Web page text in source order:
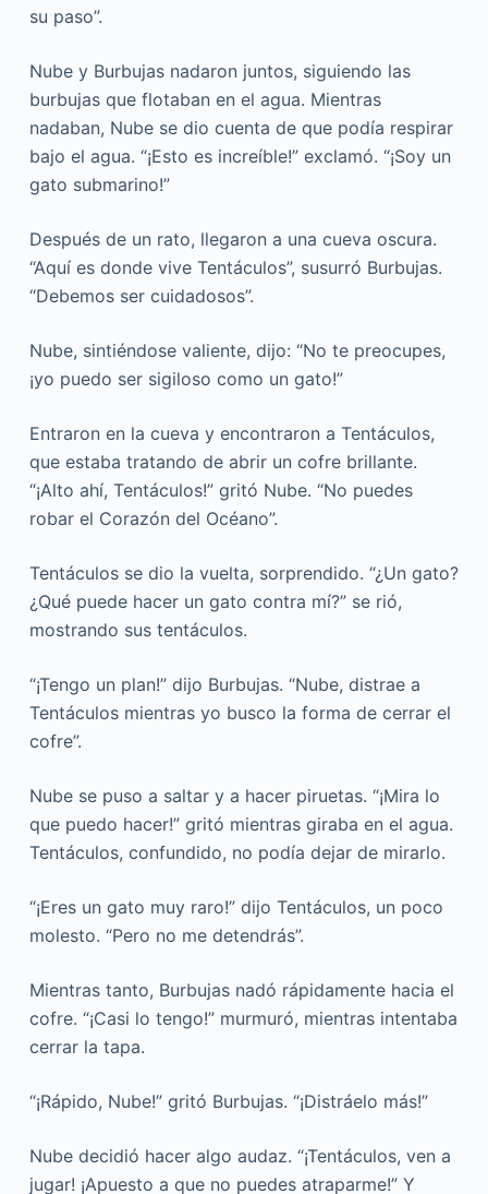
su paso”.
Nube y Burbujas nadaron juntos, siguiendo las
burbujas que flotaban en el agua. Mientras
nadaban, Nube se dio cuenta de que podía respirar
bajo el agua. “¡Esto es increíble!” exclamó. “¡Soy un
gato submarino!”
Después de un rato, llegaron a una cueva oscura.
“Aquí es donde vive Tentáculos”, susurró Burbujas.
“Debemos ser cuidadosos”.
Nube, sintiéndose valiente, dijo: “No te preocupes,
¡yo puedo ser sigiloso como un gato!”
Entraron en la cueva y encontraron a Tentáculos,
que estaba tratando de abrir un cofre brillante.
“¡Alto ahí, Tentáculos!” gritó Nube. “No puedes
robar el Corazón del Océano”.
Tentáculos se dio la vuelta, sorprendido. “¿Un gato?
¿Qué puede hacer un gato contra mí?” se rió,
mostrando sus tentáculos.
“¡Tengo un plan!” dijo Burbujas. “Nube, distrae a
Tentáculos mientras yo busco la forma de cerrar el
cofre”.
Nube se puso a saltar y a hacer piruetas. “¡Mira lo
que puedo hacer!” gritó mientras giraba en el agua.
Tentáculos, confundido, no podía dejar de mirarlo.
“¡Eres un gato muy raro!” dijo Tentáculos, un poco
molesto. “Pero no me detendrás”.
Mientras tanto, Burbujas nadó rápidamente hacia el
cofre. “¡Casi lo tengo!” murmuró, mientras intentaba
cerrar la tapa.
“¡Rápido, Nube!” gritó Burbujas. “¡Distráelo más!”
Nube decidió hacer algo audaz. “¡Tentáculos, ven a
jugar! ¡Apuesto a que no puedes atraparme!” Y